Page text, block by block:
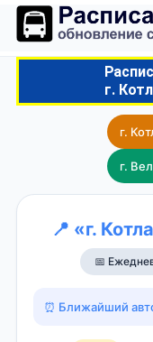
г.
г.
г.
📍 «г.
📅
⏰ Ближайший